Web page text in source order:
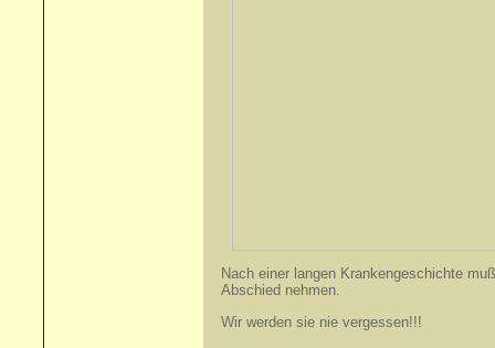
Nach einer langen Krankengeschichte
Abschied nehmen.
Wir werden sie nie vergessen!!!